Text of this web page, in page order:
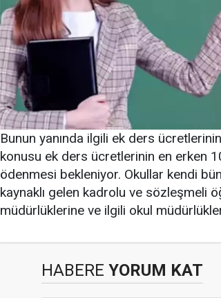
Bunun yanında ilgili ek ders
konusu ek ders ücretlerinin en erken
ödenmesi bekleniyor. Okullar kendi
kaynaklı gelen kadrolu ve sözleşmeli
müdürlüklerine ve ilgili okul
HABERE YORUM KAT